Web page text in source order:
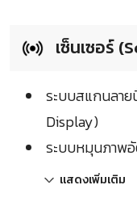
เซ็นเซอร์
ระบบสแกนลา
Display)
ระบบหมุนภาพ
แสดงเพิ่มเติม